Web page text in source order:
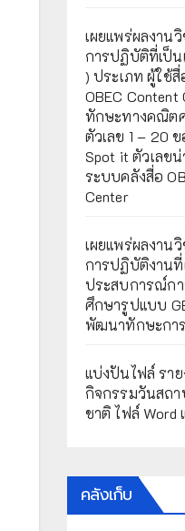
เผยแพร่ผลงาน
การปฏิบัติที่เป็น
) ประเภท ผู้ใช้
OBEC
ทักษะทางคณิต
ตัวเลข 1 – 20
Spot it ตัวเลข
ระบบคลังสื่อ
Center
เผยแพร่ผลงาน
การปฏิบัติงานที่
ประสบการณ์กา
ศึกษารูปแบบ
พัฒนาทักษะกา
แบ่งปันไฟล์ รา
กิจกรรมวันสถ
ชาติ ไฟล์ Word
คลังเก็บ